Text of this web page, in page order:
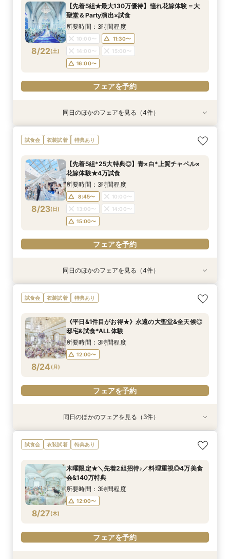
8/21( 金)
12:00〜
13:00〜
14:00〜
15:00〜
フェアを予約
8/21( 金)
12:05〜
13:00〜
14:00〜
15:00〜
フェアを予約
8/21( 金)
12:05〜
13:00〜
14:00〜
15:00〜
フェアを予約
8/22(土)
【先着5組★最大130万優待】憧れ花嫁体験＝大
聖堂＆Party演出×試食
所要時間：3時間程度
10:00〜
11:30〜
14:00〜
15:00〜
16:00〜
フェアを予約
衣装試着 特典あり
8/22(土)
【おもてなし*料理重視◎上質＆全天候】4万試
食＝特選牛×トリュフ◆
8:45〜
9:00〜
15:00〜
16:00〜
17:00〜
フェアを予約
衣装試着 特典あり
8/22(土)
＼パパママ&マタニティも安心／ダンドリや予算
もイチから相談★
8:45〜
9:00〜
15:00〜
16:00〜
17:00〜
フェアを予約
衣装試着 特典あり
8/22(土)
★初めての方も安心★ファーストステップ相談会
♪クチコミ大好評の試食付き！
9:05〜
10:00〜
13:00〜
15:00〜
16:00〜
フェアを予約
衣装試着 特典あり
8/22(土)
《挙式から披露宴までずっと一緒★》自由度抜群
♪ペット婚相談会
9:10〜
10:00〜
13:00〜
16:00〜
17:00〜
フェアを予約
同日のほかのフェアを見る（4件）
試食会 衣装試着 特典あり
8/23(日)
【先着5組*25大特典◎】青×白*上質チャペル×
花嫁体験★4万試食
所要時間：3時間程度
8:45〜
10:00〜
13:00〜
14:00〜
15:00〜
フェアを予約
衣装試着 特典あり
8/23(日)
【おもてなし*料理重視◎上質＆全天候】4万試
食＝特選牛×トリュフ◆
8:45〜
9:00〜
15:00〜
16:00〜
17:00〜
衣装試着 特典あり
8/23(日)
《挙式から披露宴までずっと一緒★》自由度抜群
♪ペット婚相談会
9:10〜
10:00〜
13:00〜
16:00〜
17:00〜
衣装試着 特典あり
8/23(日)
＼パパママ&マタニティも安心★／ダンドリや予
算もイチから相談
9:15〜
10:00〜
13:00〜
16:00〜
17:00〜
衣装試着 特典あり
8/23(日)
★初めての方も安心★ファーストステップ相談会
♪クチコミ大好評の試食付き！
9:05〜
10:00〜
13:00〜
15:00〜
16:00〜
同日のほかのフェアを見る（4件）
試食会 衣装試着 特典あり
8/24 (月)
《平日&1件目がお得★》永遠の大聖堂&全天候◎
邸宅&試食*ALL体験
所要時間：3時間程度
12:00〜
フェアを予約
衣装試着 特典あり
8/24(月)
＼卒花おすすめ◎初見学／安心ご予算相談×贅沢
試食×ドレス見学
12:00〜
14:00〜
15:00〜
衣装試着 特典あり
8/24(月)
＼パパママ&マタニティも安心★／ダンドリや予
算もイチから相談
12:05〜
14:00〜
15:00〜
衣装試着 特典あり
8/24(月)
《挙式から披露宴までずっと一緒★》自由度抜群
♪ペット婚相談会
12:05〜
14:00〜
15:00〜
同日のほかのフェアを見る（3件）
試食会 衣装試着 特典あり
8/27(木)
木曜限定★＼先着2組招待♪／料理重視◎4万美食
会&140万特典
所要時間：3時間程度
12:00〜
フェアを予約